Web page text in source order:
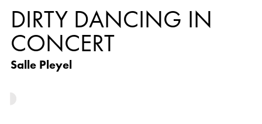
DIRTY DANCING IN
CONCERT
Salle Pleyel